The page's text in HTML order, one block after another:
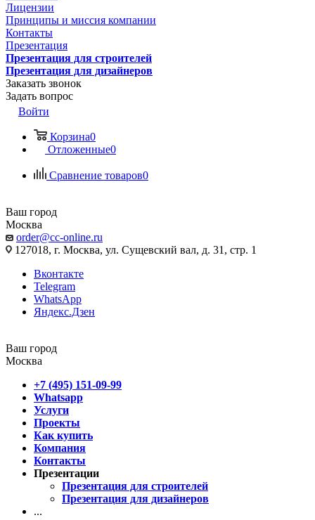
Лицензии
Принципы и миссия компании
Контакты
Презентация
Презентация для строителей
Презентация для дизайнеров
Заказать звонок
Задать вопрос
Войти
Корзина0
Отложенные0
Сравнение товаров0
Ваш город
Москва
order@cc-online.ru
127018, г. Москва, ул. Сущевский вал, д. 31, стр. 1
Вконтакте
Telegram
WhatsApp
Яндекс.Дзен
Ваш город
Москва
+7 (495) 151-09-99
Whatsapp
Услуги
Проекты
Как купить
Компания
Контакты
Презентации
Презентация для строителей
Презентация для дизайнеров
...